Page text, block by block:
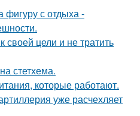
фигуру с отдыха -
своей цели и не тратить
стетхема.
которые работают.
уже расчехляет